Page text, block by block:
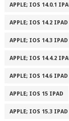
APPLE; IOS 14.0.1
APPLE; IOS 14.2 IPAD
APPLE; IOS 14.3 IPAD
APPLE; IOS 14.4.2
APPLE; IOS 14.6 IPAD
APPLE; IOS 15 IPAD
APPLE; IOS 15.3 IPAD